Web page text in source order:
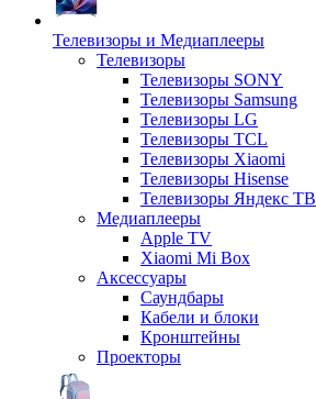
Телевизоры и Медиаплееры
Телевизоры
Телевизоры SONY
Телевизоры Samsung
Телевизоры LG
Телевизоры TCL
Телевизоры Xiaomi
Телевизоры Hisense
Телевизоры Яндекс ТВ
Медиаплееры
Apple TV
Xiaomi Mi Box
Аксессуары
Саундбары
Кабели и блоки
Кронштейны
Проекторы